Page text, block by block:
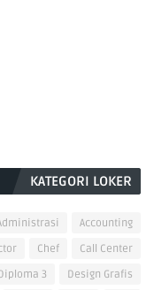
KATEGORI LOKER
Accounting
Call Center
Chef
Design Grafis
3